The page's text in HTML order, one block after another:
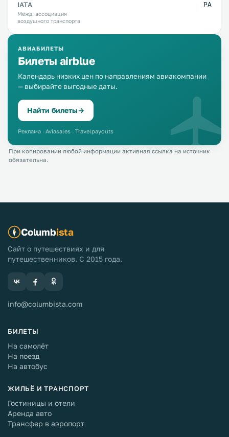
IATA
Межд. ассоциация
воздушного транспорта
PA
АВИАБИЛЕТЫ
Билеты airblue
Календарь низких цен по направлениям авиакомпании
— выбирайте выгодные даты.
Найти билеты→
Реклама · Aviasales · Travelpayouts
При копировании любой информации активная ссылка на источник
обязательна.
Columbista
Сайт о путешествиях и для
путешественников. С 2015 года.
info@columbista.com
БИЛЕТЫ
На самолёт
На поезд
На автобус
ЖИЛЬЁ И ТРАНСПОРТ
Гостиницы и отели
Аренда авто
Трансфер в аэропорт